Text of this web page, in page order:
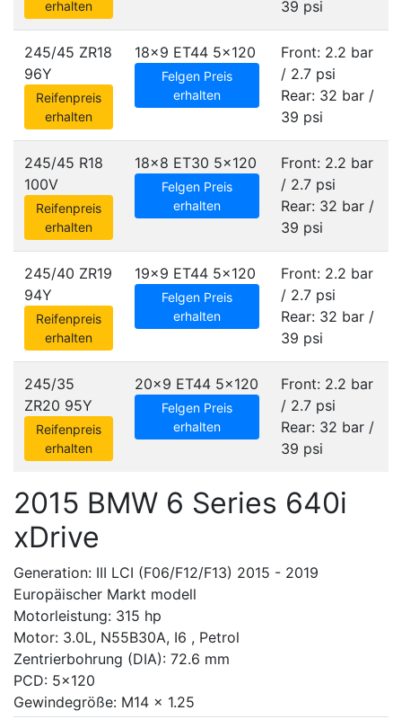
erhalten
39 psi
245/45 ZR18
96Y
Reifenpreis
erhalten
18x9 ET44 5x120
Felgen Preis
erhalten
Front: 2.2 bar
/ 2.7 psi
Rear: 32 bar /
39 psi
245/45 R18
100V
Reifenpreis
erhalten
18x8 ET30 5x120
Felgen Preis
erhalten
Front: 2.2 bar
/ 2.7 psi
Rear: 32 bar /
39 psi
245/40 ZR19
94Y
Reifenpreis
erhalten
19x9 ET44 5x120
Felgen Preis
erhalten
Front: 2.2 bar
/ 2.7 psi
Rear: 32 bar /
39 psi
245/35
ZR20 95Y
Reifenpreis
erhalten
20x9 ET44 5x120
Felgen Preis
erhalten
Front: 2.2 bar
/ 2.7 psi
Rear: 32 bar /
39 psi
2015 BMW 6 Series 640i
xDrive
Generation: III LCI (F06/F12/F13) 2015 - 2019
Europäischer Markt modell
Motorleistung: 315 hp
Motor: 3.0L, N55B30A, I6 , Petrol
Zentrierbohrung (DIA): 72.6 mm
PCD: 5x120
Gewindegröße: M14 x 1.25